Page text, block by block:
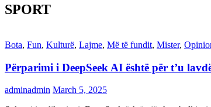
SPORT
Bota, Fun, Kulturë, Lajme, Më të fundit, Mister,
Përparimi i DeepSeek AI është për t’u
adminadmin March 5, 2025